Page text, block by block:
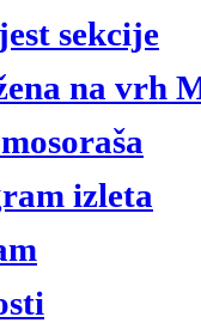
sekcije
na vrh
izleta